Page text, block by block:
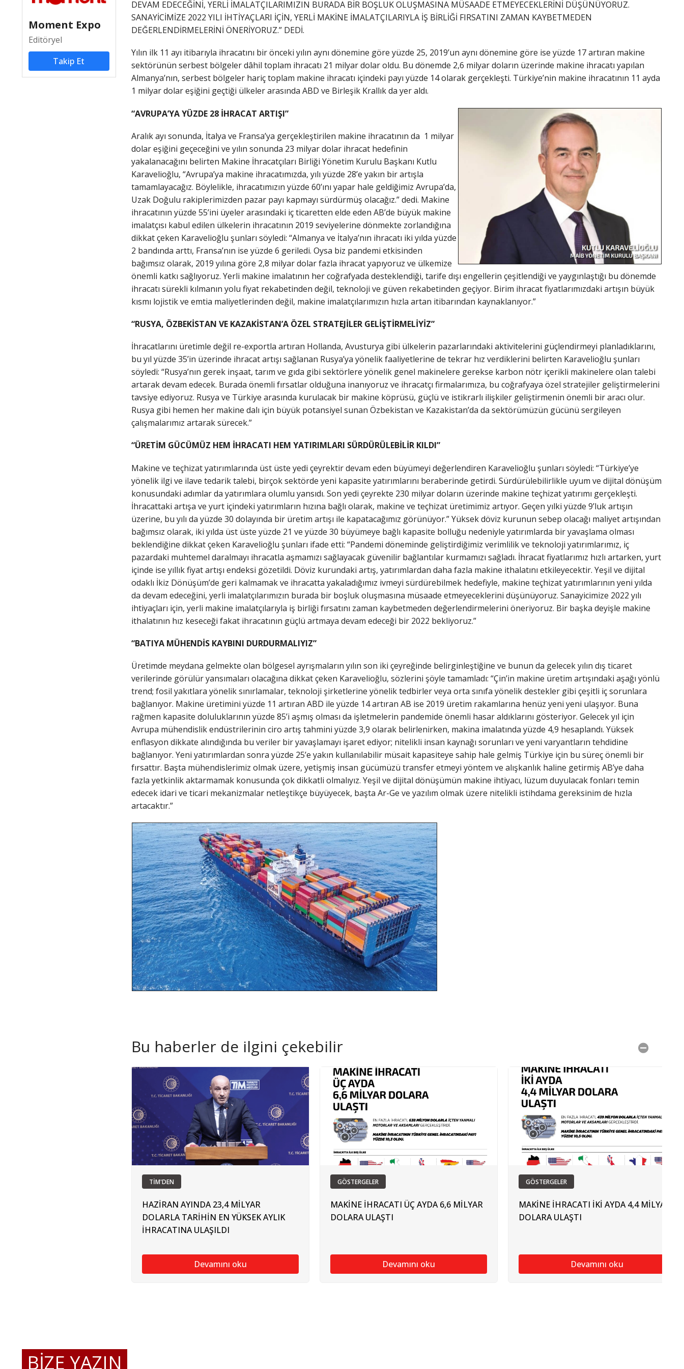
Moment Expo
Editöryel
Takip Et
DEVAM EDECEĞİNİ, YERLİ İMALATÇILARIMIZIN BURADA BİR BOŞLUK OLUŞMASINA MÜSAADE ETMEYECEKLERİNİ DÜŞÜNÜYORUZ.
SANAYİCİMİZE 2022 YILI İHTİYAÇLARI İÇİN, YERLİ MAKİNE İMALATÇILARIYLA İŞ BİRLİĞİ FIRSATINI ZAMAN KAYBETMEDEN
DEĞERLENDİRMELERİNİ ÖNERİYORUZ.” DEDİ.
Yılın ilk 11 ayı itibarıyla ihracatını bir önceki yılın aynı dönemine göre yüzde 25, 2019’un aynı dönemine göre ise yüzde 17 artıran makine
sektörünün serbest bölgeler dâhil toplam ihracatı 21 milyar dolar oldu. Bu dönemde 2,6 milyar doların üzerinde makine ihracatı yapılan
Almanya’nın, serbest bölgeler hariç toplam makine ihracatı içindeki payı yüzde 14 olarak gerçekleşti. Türkiye’nin makine ihracatının 11 ayda
1 milyar dolar eşiğini geçtiği ülkeler arasında ABD ve Birleşik Krallık da yer aldı.
“AVRUPA’YA YÜZDE 28 İHRACAT ARTIŞI”
Aralık ayı sonunda, İtalya ve Fransa’ya gerçekleştirilen makine ihracatının da 1 milyar
dolar eşiğini geçeceğini ve yılın sonunda 23 milyar dolar ihracat hedefinin
yakalanacağını belirten Makine İhracatçıları Birliği Yönetim Kurulu Başkanı Kutlu
Karavelioğlu, “Avrupa’ya makine ihracatımızda, yılı yüzde 28’e yakın bir artışla
tamamlayacağız. Böylelikle, ihracatımızın yüzde 60’ını yapar hale geldiğimiz Avrupa’da,
Uzak Doğulu rakiplerimizden pazar payı kapmayı sürdürmüş olacağız.” dedi. Makine
ihracatının yüzde 55’ini üyeler arasındaki iç ticaretten elde eden AB’de büyük makine
imalatçısı kabul edilen ülkelerin ihracatının 2019 seviyelerine dönmekte zorlandığına
dikkat çeken Karavelioğlu şunları söyledi: “Almanya ve İtalya’nın ihracatı iki yılda yüzde
2 bandında arttı, Fransa’nın ise yüzde 6 geriledi. Oysa biz pandemi etkisinden
bağımsız olarak, 2019 yılına göre 2,8 milyar dolar fazla ihracat yapıyoruz ve ülkemize
önemli katkı sağlıyoruz. Yerli makine imalatının her coğrafyada desteklendiği, tarife dışı engellerin çeşitlendiği ve yaygınlaştığı bu dönemde
ihracatı sürekli kılmanın yolu fiyat rekabetinden değil, teknoloji ve güven rekabetinden geçiyor. Birim ihracat fiyatlarımızdaki artışın büyük
kısmı lojistik ve emtia maliyetlerinden değil, makine imalatçılarımızın hızla artan itibarından kaynaklanıyor.”
“RUSYA, ÖZBEKİSTAN VE KAZAKİSTAN’A ÖZEL STRATEJİLER GELİŞTİRMELİYİZ”
İhracatlarını üretimle değil re-exportla artıran Hollanda, Avusturya gibi ülkelerin pazarlarındaki aktivitelerini güçlendirmeyi planladıklarını,
bu yıl yüzde 35’in üzerinde ihracat artışı sağlanan Rusya’ya yönelik faaliyetlerine de tekrar hız verdiklerini belirten Karavelioğlu şunları
söyledi: “Rusya’nın gerek inşaat, tarım ve gıda gibi sektörlere yönelik genel makinelere gerekse karbon nötr içerikli makinelere olan talebi
artarak devam edecek. Burada önemli fırsatlar olduğuna inanıyoruz ve ihracatçı firmalarımıza, bu coğrafyaya özel stratejiler geliştirmelerini
tavsiye ediyoruz. Rusya ve Türkiye arasında kurulacak bir makine köprüsü, güçlü ve istikrarlı ilişkiler geliştirmenin önemli bir aracı olur.
Rusya gibi hemen her makine dalı için büyük potansiyel sunan Özbekistan ve Kazakistan’da da sektörümüzün gücünü sergileyen
çalışmalarımız artarak sürecek.”
“ÜRETİM GÜCÜMÜZ HEM İHRACATI HEM YATIRIMLARI SÜRDÜRÜLEBİLİR KILDI”
Makine ve teçhizat yatırımlarında üst üste yedi çeyrektir devam eden büyümeyi değerlendiren Karavelioğlu şunları söyledi: “Türkiye’ye
yönelik ilgi ve ilave tedarik talebi, birçok sektörde yeni kapasite yatırımlarını beraberinde getirdi. Sürdürülebilirlikle uyum ve dijital dönüşüm
konusundaki adımlar da yatırımlara olumlu yansıdı. Son yedi çeyrekte 230 milyar doların üzerinde makine teçhizat yatırımı gerçekleşti.
İhracattaki artışa ve yurt içindeki yatırımların hızına bağlı olarak, makine ve teçhizat üretimimiz artıyor. Geçen yılki yüzde 9’luk artışın
üzerine, bu yılı da yüzde 30 dolayında bir üretim artışı ile kapatacağımız görünüyor.” Yüksek döviz kurunun sebep olacağı maliyet artışından
bağımsız olarak, iki yılda üst üste yüzde 21 ve yüzde 30 büyümeye bağlı kapasite bolluğu nedeniyle yatırımlarda bir yavaşlama olması
beklendiğine dikkat çeken Karavelioğlu şunları ifade etti: “Pandemi döneminde geliştirdiğimiz verimlilik ve teknoloji yatırımlarımız, iç
pazardaki muhtemel daralmayı ihracatla aşmamızı sağlayacak güvenilir bağlantılar kurmamızı sağladı. İhracat fiyatlarımız hızlı artarken, yurt
içinde ise yıllık fiyat artışı endeksi gözetildi. Döviz kurundaki artış, yatırımlardan daha fazla makine ithalatını etkileyecektir. Yeşil ve dijital
odaklı İkiz Dönüşüm’de geri kalmamak ve ihracatta yakaladığımız ivmeyi sürdürebilmek hedefiyle, makine teçhizat yatırımlarının yeni yılda
da devam edeceğini, yerli imalatçılarımızın burada bir boşluk oluşmasına müsaade etmeyeceklerini düşünüyoruz. Sanayicimize 2022 yılı
ihtiyaçları için, yerli makine imalatçılarıyla iş birliği fırsatını zaman kaybetmeden değerlendirmelerini öneriyoruz. Bir başka deyişle makine
ithalatının hız keseceği fakat ihracatının güçlü artmaya devam edeceği bir 2022 bekliyoruz.”
“BATIYA MÜHENDİS KAYBINI DURDURMALIYIZ”
Üretimde meydana gelmekte olan bölgesel ayrışmaların yılın son iki çeyreğinde belirginleştiğine ve bunun da gelecek yılın dış ticaret
verilerinde görülür yansımaları olacağına dikkat çeken Karavelioğlu, sözlerini şöyle tamamladı: “Çin’in makine üretim artışındaki aşağı yönlü
trend; fosil yakıtlara yönelik sınırlamalar, teknoloji şirketlerine yönelik tedbirler veya orta sınıfa yönelik destekler gibi çeşitli iç sorunlara
bağlanıyor. Makine üretimini yüzde 11 artıran ABD ile yüzde 14 artıran AB ise 2019 üretim rakamlarına henüz yeni yeni ulaşıyor. Buna
rağmen kapasite doluluklarının yüzde 85’i aşmış olması da işletmelerin pandemide önemli hasar aldıklarını gösteriyor. Gelecek yıl için
Avrupa mühendislik endüstrilerinin ciro artış tahmini yüzde 3,9 olarak belirlenirken, makina imalatında yüzde 4,9 hesaplandı. Yüksek
enflasyon dikkate alındığında bu veriler bir yavaşlamayı işaret ediyor; nitelikli insan kaynağı sorunları ve yeni varyantların tehdidine
bağlanıyor. Yeni yatırımlardan sonra yüzde 25’e yakın kullanılabilir müsait kapasiteye sahip hale gelmiş Türkiye için bu süreç önemli bir
fırsattır. Başta mühendislerimiz olmak üzere, yetişmiş insan gücümüzü transfer etmeyi yöntem ve alışkanlık haline getirmiş AB’ye daha
fazla yetkinlik aktarmamak konusunda çok dikkatli olmalıyız. Yeşil ve dijital dönüşümün makine ihtiyacı, lüzum duyulacak fonları temin
edecek idari ve ticari mekanizmalar netleştikçe büyüyecek, başta Ar-Ge ve yazılım olmak üzere nitelikli istihdama gereksinim de hızla
artacaktır.”
Bu haberler de ilgini çekebilir
TİM'DEN
HAZİRAN AYINDA 23,4 MİLYAR
DOLARLA TARİHİN EN YÜKSEK AYLIK
İHRACATINA ULAŞILDI
Devamını oku
GÖSTERGELER
MAKİNE İHRACATI ÜÇ AYDA 6,6 MİLYAR
DOLARA ULAŞTI
Devamını oku
GÖSTERGELER
MAKİNE İHRACATI İKİ AYDA 4,4 MİLYAR
DOLARA ULAŞTI
Devamını oku
BİZE YAZIN